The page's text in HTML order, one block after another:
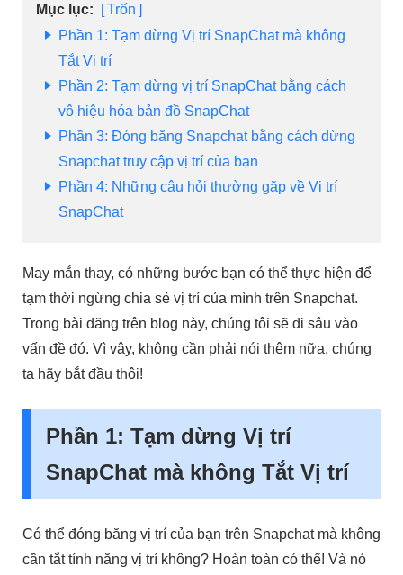
Mục lục:
Trốn
Phần 1: Tạm dừng Vị trí SnapChat mà không
Tắt Vị trí
Phần 2: Tạm dừng vị trí SnapChat bằng cách
vô hiệu hóa bản đồ SnapChat
Phần 3: Đóng băng Snapchat bằng cách dừng
Snapchat truy cập vị trí của bạn
Phần 4: Những câu hỏi thường gặp về Vị trí
SnapChat
May mắn thay, có những bước bạn có thể thực hiện để
tạm thời ngừng chia sẻ vị trí của mình trên Snapchat.
Trong bài đăng trên blog này, chúng tôi sẽ đi sâu vào
vấn đề đó. Vì vậy, không cần phải nói thêm nữa, chúng
ta hãy bắt đầu thôi!
Phần 1: Tạm dừng Vị trí
SnapChat mà không Tắt Vị trí
Có thể đóng băng vị trí của bạn trên Snapchat mà không
cần tắt tính năng vị trí không? Hoàn toàn có thể! Và nó